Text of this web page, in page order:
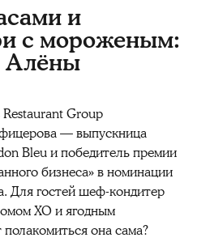
и
с мороженым:
Алёны
Restaurant Group
— выпускница
Bleu и победитель премии
бизнеса» в номинации
Для гостей шеф-кондитер
XO и ягодным
она сама?